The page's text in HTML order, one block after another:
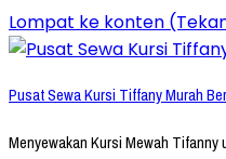
Lompat ke konten
Pusat Sewa Kursi Tiffany Murah
Menyewakan Kursi Mewah